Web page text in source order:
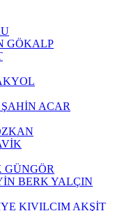
GÖKALP
ACAR
BERK YALÇIN
KIVILCIM AKŞİT